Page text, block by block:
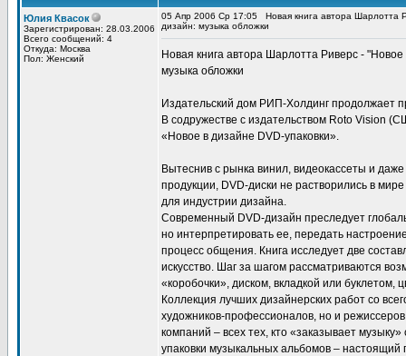
Юлия Квасок
Зарегистрирован: 28.03.2006
Всего сообщений: 4
Откуда: Москва
Пол: Женский
05 Апр 2006 Ср 17:05
Новая книга автора Шарлотта
дизайн: музыка обложки
Новая книга автора Шарлотта Риверс -
музыка обложки
Издательский дом РИП-Холдинг продолжает
В содружестве с издательством Roto Vision
«Новое в дизайне DVD-упаковки».
Вытеснив с рынка винил, видеокассеты и
продукции, DVD-диски не растворились в
для индустрии дизайна.
Современный DVD-дизайн преследует
но интерпретировать ее, передать
процесс общения. Книга исследует две
искусство. Шаг за шагом рассматриваются
«коробочки», диском, вкладкой или буклетом,
Коллекция лучших дизайнерских работ со
художников-профессионалов, но и
компаний – всех тех, кто «заказывает
упаковки музыкальных альбомов –